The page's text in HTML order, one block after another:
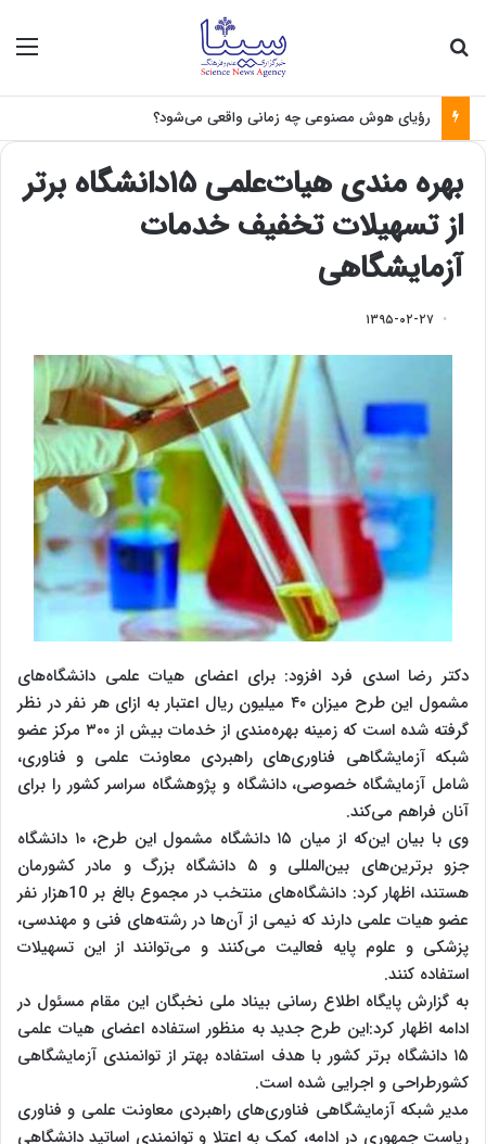
رؤیای هوش مصنوعی چه زمانی واقعی می‌شود؟
بهره مندی هیات‌علمی ۱۵دانشگاه برتر
از تسهیلات تخفیف خدمات
آزمایشگاهی
۱۳۹۵-۰۲-۲۷
دکتر رضا اسدی فرد افزود: برای اعضای هیات علمی دانشگاه‌های
مشمول این طرح میزان ۴۰ میلیون ریال اعتبار به ازای هر نفر در نظر
گرفته شده است که زمینه بهره‌مندی از خدمات بیش از ۳۰۰ مرکز عضو
شبکه آزمایشگاهی فناوری‌های راهبردی معاونت علمی و فناوری،
شامل آزمایشگاه خصوصی، دانشگاه و پژوهشگاه سراسر کشور را برای
آنان فراهم می‌کند.
وی با بیان این‌که از میان ۱۵ دانشگاه مشمول این طرح، ۱۰ دانشگاه
جزو برترین‌های بین‌المللی و ۵ دانشگاه بزرگ و مادر کشورمان
هستند، اظهار کرد: دانشگاه‌های منتخب در مجموع بالغ بر 10هزار نفر
عضو هیات علمی دارند که نیمی از آن‌ها در رشته‌های فنی و مهندسی،
پزشکی و علوم پایه فعالیت می‌کنند و می‌توانند از این تسهیلات
استفاده کنند.
به گزارش پایگاه اطلاع رسانی بیناد ملی نخبگان این مقام مسئول در
ادامه اظهار کرد:این طرح جدید به منظور استفاده اعضای هیات علمی
۱۵ دانشگاه برتر کشور با هدف استفاده بهتر از توانمندی آزمایشگاهی
کشورطراحی و اجرایی شده است.
مدیر شبکه آزمایشگاهی فناوری‌های راهبردی معاونت علمی و فناوری
ریاست جمهوری در ادامه، کمک به اعتلا و توانمندی اساتید دانشگاهی